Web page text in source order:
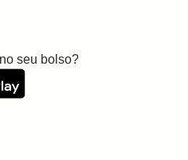
seu bolso?